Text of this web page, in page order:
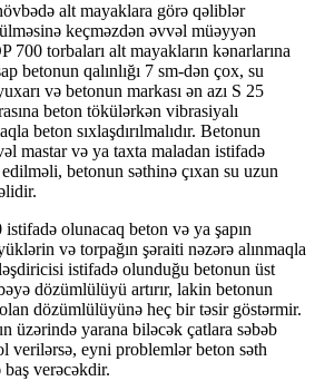
alt mayaklara görə qəliblər
keçməzdən əvvəl müəyyən
700 torbaları alt mayakların kənarlarına
betonun qalınlığı 7 sm-dən çox, su
və betonun markası ən azı S 25
beton tökülərkən vibrasiyalı
beton sıxlaşdırılmalıdır. Betonun
mastar və ya taxta maladan istifadə
betonun səthinə çıxan su uzun
olunacaq beton və ya şapın
və torpağın şəraiti nəzərə alınmaqla
istifadə olunduğu betonun üst
dözümlülüyü artırır, lakin betonun
dözümlülüyünə heç bir təsir göstərmir.
üzərində yarana biləcək çatlara səbəb
verilərsə, eyni problemlər beton səth
verəcəkdir.